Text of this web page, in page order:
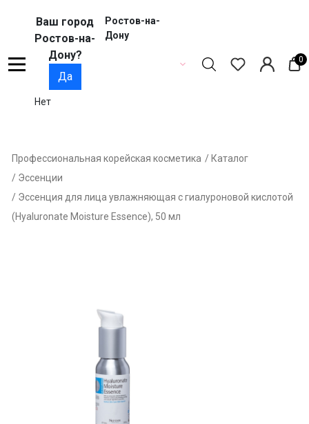
Ваш город
Ростов-на-
Дону?
Да
Нет
Ростов-на-
Дону
0
Профессиональная корейская косметика / Каталог
/ Эссенции
/ Эссенция для лица увлажняющая с гиалуроновой кислотой
(Hyaluronate Moisture Essence), 50 мл